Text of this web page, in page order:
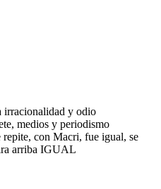
irracionalidad y odio
medios y periodismo
repite, con Macri, fue igual, se
arriba IGUAL